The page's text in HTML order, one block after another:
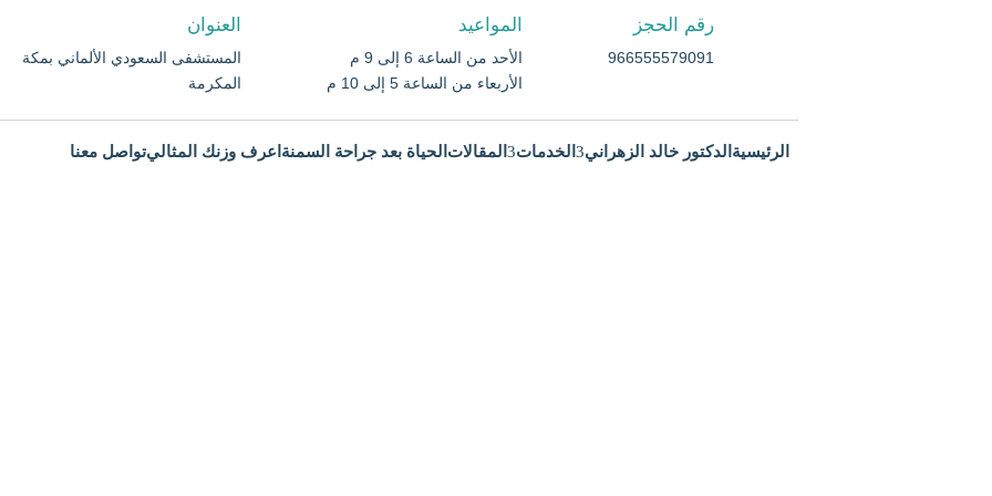
العنوان
المستشفى السعودي الألماني بمكة
المكرمة
المواعيد
الأحد من الساعة 6 إلى 9 م
الأربعاء من الساعة 5 إلى 10 م
رقم الحجز
966555579091
الرئيسية الدكتور خالد الزهراني الخدمات المقالات الحياة بعد جراحة السمنة اعرف وزنك المثاليتواصل معنا